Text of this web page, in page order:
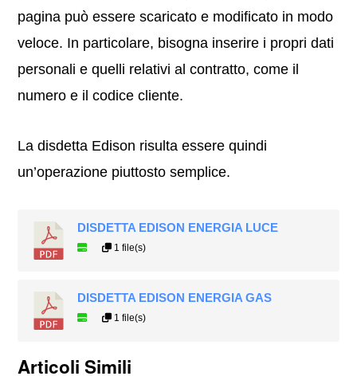
pagina può essere scaricato e modificato in modo
veloce. In particolare, bisogna inserire i propri dati
personali e quelli relativi al contratto, come il
numero e il codice cliente.
La disdetta Edison risulta essere quindi
un’operazione piuttosto semplice.
DISDETTA EDISON ENERGIA LUCE
1 file(s)
DISDETTA EDISON ENERGIA GAS
1 file(s)
Articoli Simili